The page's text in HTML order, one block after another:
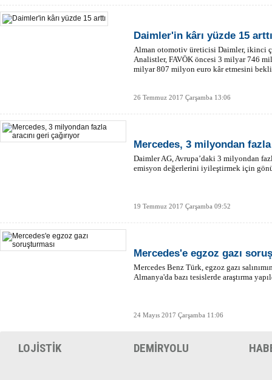
Daimler'in kârı yüzde 15 arttı
Alman otomotiv üreticisi Daimler, ikinci
Analistler, FAVÖK öncesi 3 milyar 746
milyar 807 milyon euro kâr etmesini
26 Temmuz 2017 Çarşamba 13:06
Mercedes, 3 milyondan fazla
Daimler AG, Avrupa’daki 3 milyondan
emisyon değerlerini iyileştirmek için
19 Temmuz 2017 Çarşamba 09:52
Mercedes'e egzoz gazı
Mercedes Benz Türk, egzoz gazı
Almanya'da bazı tesislerde araştırma
24 Mayıs 2017 Çarşamba 11:06
LOJİSTİK DEMİRYOLU